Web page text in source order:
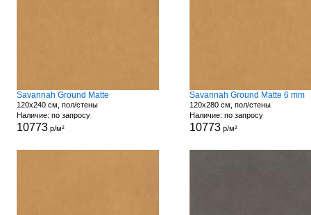
Savannah Ground Matte
120x240 см, пол/стены
Наличие: по запросу
10773р/м²
Savannah Ground Matte 6 mm
120x280 см, пол/стены
Наличие: по запросу
10773р/м²